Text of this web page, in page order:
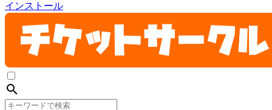
インストール
search